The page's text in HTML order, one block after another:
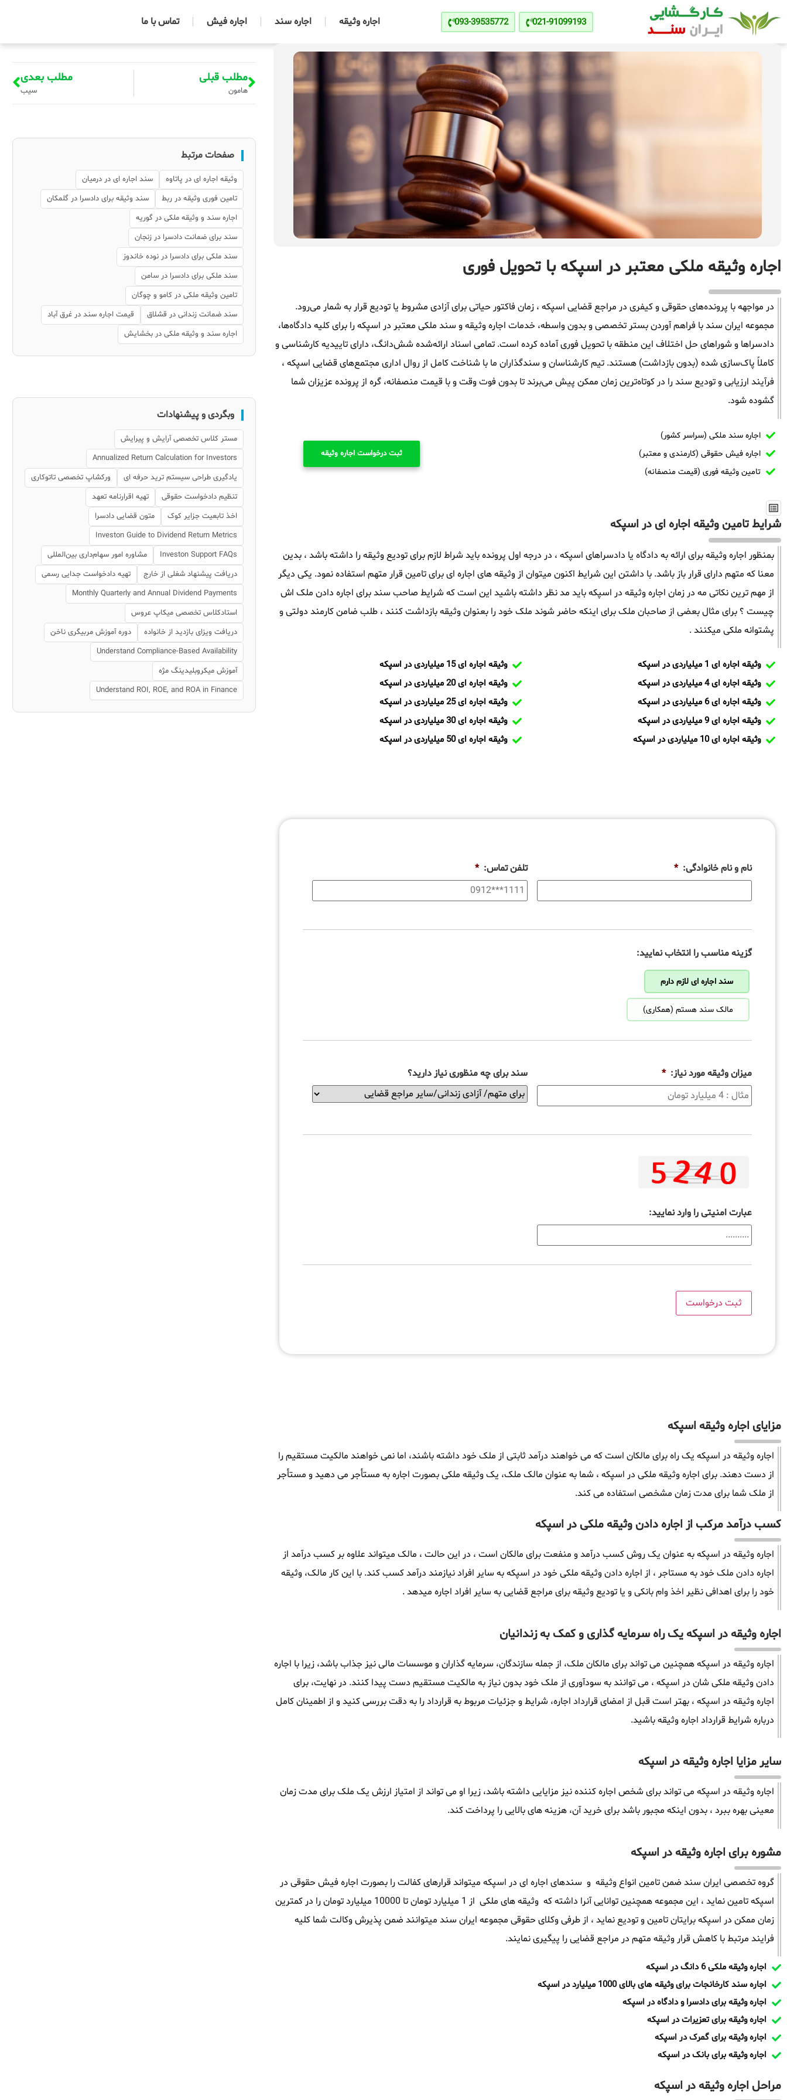
021-91099193
093-39535772 اجاره وثیقه اجاره سند اجاره فیش تماس با ما
اجاره وثیقه ملکی معتبر در اسپکه با تحویل فوری
در مواجهه با پرونده‌های حقوقی و کیفری در مراجع قضایی اسپکه ، زمان فاکتور حیاتی برای آزادی مشروط یا تودیع قرار به شمار می‌رود.
مجموعه ایران سند با فراهم آوردن بستر تخصصی و بدون واسطه، خدمات اجاره وثیقه و سند ملکی معتبر در اسپکه را برای کلیه دادگاه‌ها،
دادسراها و شوراهای حل اختلاف این منطقه با تحویل فوری آماده کرده است. تمامی اسناد ارائه‌شده شش‌دانگ، دارای تاییدیه کارشناسی و
کاملاً پاک‌سازی شده (بدون بازداشت) هستند. تیم کارشناسان و سندگذاران ما با شناخت کامل از روال اداری مجتمع‌های قضایی اسپکه ،
فرآیند ارزیابی و تودیع سند را در کوتاه‌ترین زمان ممکن پیش می‌برند تا بدون فوت وقت و با قیمت منصفانه، گره از پرونده عزیزان شما
گشوده شود.
اجاره سند ملکی (سراسر کشور)
اجاره فیش حقوقی (کارمندی و معتبر)
تامین وثیقه فوری (قیمت منصفانه)
ثبت درخواست اجاره وثیقه
شرایط تامین وثیقه اجاره ای در اسپکه
بمنظور اجاره وثیقه برای ارائه به دادگاه یا دادسراهای اسپکه ، در درجه اول پرونده باید شراط لازم برای تودیع وثیقه را داشته باشد ، بدین
معنا که متهم دارای قرار باز باشد. با داشتن این شرایط اکنون میتوان از وثیقه های اجاره ای برای تامین قرار متهم استفاده نمود. یکی دیگر
از مهم ترین نکاتی مه در زمان اجاره وثیقه در اسپکه باید مد نظر داشته باشید این است که شرایط صاحب سند برای اجاره دادن ملک اش
چیست ؟ برای مثال بعضی از صاحبان ملک برای اینکه حاضر شوند ملک خود را بعنوان وثیقه بازداشت کنند ، طلب ضامن کارمند دولتی و
پشتوانه ملکی میکنند .
وثیقه اجاره ای 1 میلیاردی در اسپکه
وثیقه اجاره ای 4 میلیاردی در اسپکه
وثیقه اجاره ای 6 میلیاردی در اسپکه
وثیقه اجاره ای 9 میلیاردی در اسپکه
وثیقه اجاره ای 10 میلیاردی در اسپکه
وثیقه اجاره ای 15 میلیاردی در اسپکه
وثیقه اجاره ای 20 میلیاردی در اسپکه
وثیقه اجاره ای 25 میلیاردی در اسپکه
وثیقه اجاره ای 30 میلیاردی در اسپکه
وثیقه اجاره ای 50 میلیاردی در اسپکه
نام و نام خانوادگی: * تلفن تماس: *
گزینه مناسب را انتخاب نمایید:
سند اجاره ای لازم دارم
مالک سند هستم (همکاری)
میزان وثیقه مورد نیاز: * سند برای چه منظوری نیاز دارید؟
عبارت امنیتی را وارد نمایید:
مزایای اجاره وثیقه اسپکه
اجاره وثیقه در اسپکه یک راه برای مالکان است که می خواهند درآمد ثابتی از ملک خود داشته باشند، اما نمی خواهند مالکیت مستقیم را
از دست دهند. برای اجاره وثیقه ملکی در اسپکه ، شما به عنوان مالک ملک، یک وثیقه ملکی بصورت اجاره به مستأجر می دهید و مستأجر
از ملک شما برای مدت زمان مشخصی استفاده می کند.
کسب درآمد مرکب از اجاره دادن وثیقه ملکی در اسپکه
اجاره وثیقه در اسپکه به عنوان یک روش کسب درآمد و منفعت برای مالکان است ، در این حالت ، مالک میتواند علاوه بر کسب درآمد از
اجاره دادن ملک خود به مستاجر ، از اجاره دادن وثیقه ملکی خود در اسپکه به سایر افراد نیازمند درآمد کسب کند. با این کار مالک، وثیقه
خود را برای اهدافی نظیر اخذ وام بانکی و یا تودیع وثیقه برای مراجع قضایی به سایر افراد اجاره میدهد .
اجاره وثیقه در اسپکه یک راه سرمایه گذاری و کمک به زندانیان
اجاره وثیقه در اسپکه همچنین می تواند برای مالکان ملک، از جمله سازندگان، سرمایه گذاران و موسسات مالی نیز جذاب باشد، زیرا با اجاره
دادن وثیقه ملکی شان در اسپکه ، می توانند به سودآوری از ملک خود بدون نیاز به مالکیت مستقیم دست پیدا کنند. در نهایت، برای
اجاره وثیقه در اسپکه ، بهتر است قبل از امضای قرارداد اجاره، شرایط و جزئیات مربوط به قرارداد را به دقت بررسی کنید و از اطمینان کامل
درباره شرایط قرارداد اجاره وثیقه باشید.
سایر مزایا اجاره وثیقه در اسپکه
اجاره وثیقه در اسپکه می تواند برای شخص اجاره کننده نیز مزایایی داشته باشد، زیرا او می تواند از امتیاز ارزش یک ملک برای مدت زمان
معینی بهره ببرد ، بدون اینکه مجبور باشد برای خرید آن، هزینه های بالایی را پرداخت کند.
مشوره برای اجاره وثیقه در اسپکه
گروه تخصصی ایران سند ضمن تامین انواع وثیقه و سندهای اجاره ای در اسپکه میتواند قرارهای کفالت را بصورت اجاره فیش حقوقی در
اسپکه تامین نماید ، این مجموعه همچنین توانایی آنرا داشته که وثیقه های ملکی از 1 میلیارد تومان تا 10000 میلیارد تومان را در کمترین
زمان ممکن در اسپکه برایتان تامین و تودیع نماید ، از طرفی وکلای حقوقی مجموعه ایران سند میتوانند ضمن پذیرش وکالت شما کلیه
فرایند مرتبط با کاهش قرار وثیقه متهم در مراجع قضایی را پیگیری نمایند.
اجاره وثیقه ملکی 6 دانگ در اسپکه
اجاره سند کارخانجات برای وثیقه های بالای 1000 میلیارد در اسپکه
اجاره وثیقه برای دادسرا و دادگاه در اسپکه
اجاره وثیقه برای تعزیرات در اسپکه
اجاره وثیقه برای گمرک در اسپکه
اجاره وثیقه برای بانک در اسپکه
مراحل اجاره وثیقه در اسپکه
مطلب قبلی
هامون
مطلب بعدی
سیب
صفحات مرتبط
وثیقه اجاره ای در پاتاوه
سند اجاره ای در درمیان
تامین فوری وثیقه در ربط
سند وثیقه برای دادسرا در گلمکان
اجاره سند و وثیقه ملکی در گوریه
سند برای ضمانت دادسرا در زنجان
سند ملکی برای دادسرا در نوده خاندوز
سند ملکی برای دادسرا در سامن
تامین وثیقه ملکی در کامو و چوگان
سند ضمانت زندانی در قشلاق
قیمت اجاره سند در غرق آباد
اجاره سند و وثیقه ملکی در بخشایش
وبگردی و پیشنهادات
مستر کلاس تخصصی آرایش و پیرایش
Annualized Return Calculation for Investors
یادگیری طراحی سیستم ترید حرفه ای
ورکشاپ تخصصی تاتوکاری
تنظیم دادخواست حقوقی
تهیه اقرارنامه تعهد
اخذ تابعیت جزایر کوک
متون قضایی دادسرا
Investon Guide to Dividend Return Metrics
Investon Support FAQs
مشاوره امور سهام‌داری بین‌المللی
دریافت پیشنهاد شغلی از خارج
تهیه دادخواست جدایی رسمی
Monthly Quarterly and Annual Dividend Payments
استادکلاس تخصصی میکاپ عروس
دریافت ویزای بازدید از خانواده
دوره آموزش مربیگری ناخن
Understand Compliance-Based Availability
آموزش میکروبلیدینگ مژه
Understand ROI, ROE, and ROA in Finance